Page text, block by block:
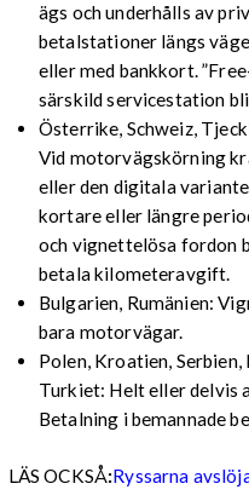
ägs och underhålls av
betalstationer längs
eller med bankkort.
särskild servicestation
Österrike, Schweiz,
Vid motorvägskörning
eller den digitala
kortare eller längre
och vignettelösa fordon
betala kilometeravgift.
Bulgarien, Rumänien:
bara motorvägar.
Polen, Kroatien,
Turkiet: Helt eller delvis
Betalning i bemannade
LÄS OCKSÅ:Ryssarna